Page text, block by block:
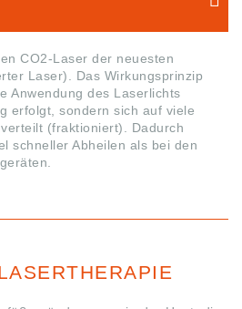
CO2-Laser der neuesten
Laser). Das Wirkungsprinzip
Anwendung des Laserlichts
erfolgt, sondern sich auf viele
(fraktioniert). Dadurch
schneller Abheilen als bei den